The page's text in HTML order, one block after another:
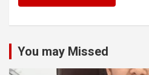
You may Missed